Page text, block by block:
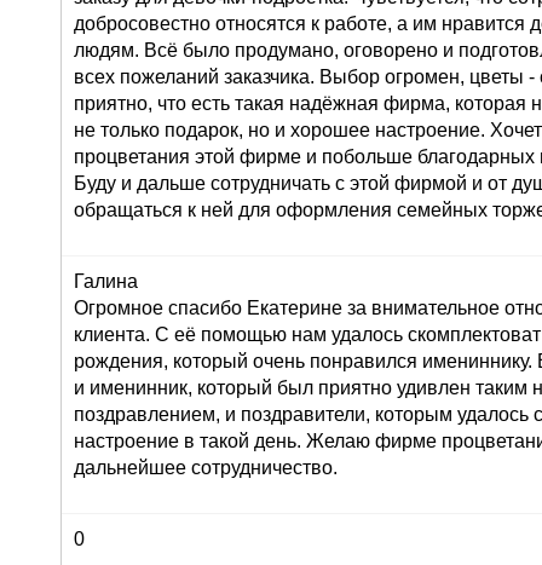
добросовестно относятся к работе, а им нравится
людям. Всё было продумано, оговорено и
всех пожеланий заказчика. Выбор огромен, цветы
приятно, что есть такая надёжная фирма, которая
не только подарок, но и хорошее настроение.
процветания этой фирме и побольше благодарных
Буду и дальше сотрудничать с этой фирмой и от
обращаться к ней для оформления семейных
Галина
Огромное спасибо Екатерине за внимательное
клиента. С её помощью нам удалось
рождения, который очень понравился имениннику.
и именинник, который был приятно удивлен таким
поздравлением, и поздравители, которым удалось
настроение в такой день. Желаю фирме
дальнейшее сотрудничество.
0